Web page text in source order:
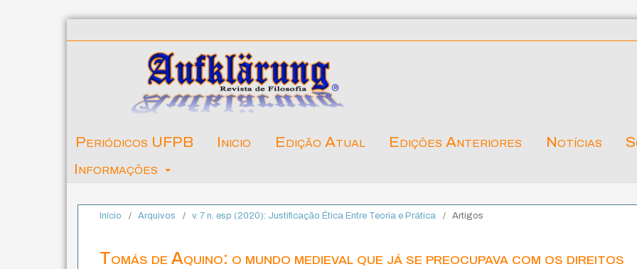
Periódicos UFPB Inicio Edição Atual Edições Anteriores Notícias
Informações
Início / Arquivos / v. 7 n. esp (2020): Justificação Ética Entre Teoria e Prática / Artigos
Tomás de Aquino: o mundo medieval que já se preocupava com os direitos